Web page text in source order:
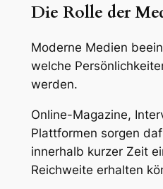
Die Rolle der
Moderne Medien
welche
werden.
Online-Magazine,
Plattformen sorgen
innerhalb kurzer Zeit
Reichweite erhalten